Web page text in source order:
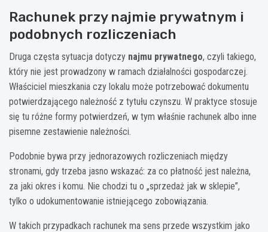
Rachunek przy najmie prywatnym i
podobnych rozliczeniach
Druga częsta sytuacja dotyczy najmu prywatnego, czyli takiego,
który nie jest prowadzony w ramach działalności gospodarczej.
Właściciel mieszkania czy lokalu może potrzebować dokumentu
potwierdzającego należność z tytułu czynszu. W praktyce stosuje
się tu różne formy potwierdzeń, w tym właśnie rachunek albo inne
pisemne zestawienie należności.
Podobnie bywa przy jednorazowych rozliczeniach między
stronami, gdy trzeba jasno wskazać: za co płatność jest należna,
za jaki okres i komu. Nie chodzi tu o „sprzedaż jak w sklepie”,
tylko o udokumentowanie istniejącego zobowiązania.
W takich przypadkach rachunek ma sens przede wszystkim jako